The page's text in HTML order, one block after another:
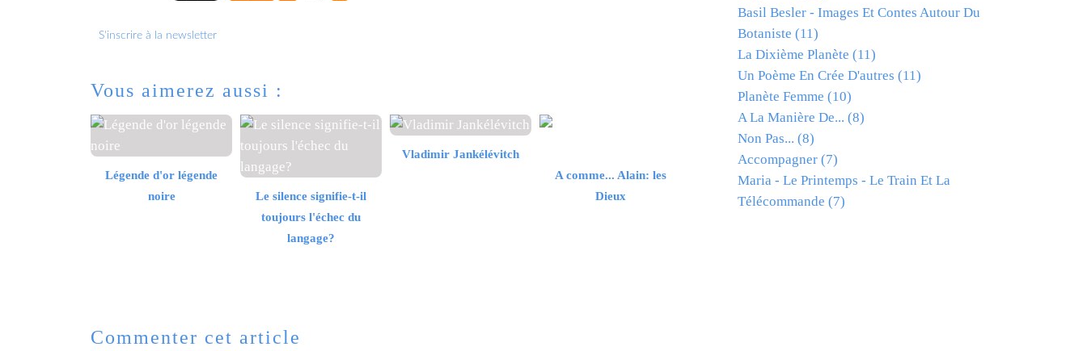
S'inscrire à la newsletter
Vous aimerez aussi :
Légende d'or légende
noire
Le silence signifie-t-il
toujours l'échec du
langage?
Vladimir Jankélévitch
A comme... Alain: les
Dieux
Commenter cet article
Basil Besler - Images Et Contes Autour Du
Botaniste (11)
La Dixième Planète (11)
Un Poème En Crée D'autres (11)
Planète Femme (10)
A La Manière De... (8)
Non Pas... (8)
Accompagner (7)
Maria - Le Printemps - Le Train Et La
Télécommande (7)